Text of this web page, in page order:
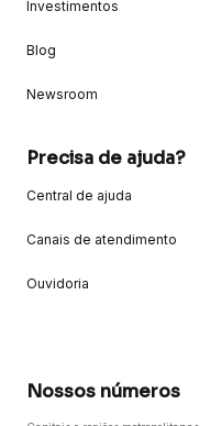
Investimentos
Blog
Newsroom
Precisa de ajuda?
Central de ajuda
Canais de atendimento
Ouvidoria
Nossos números